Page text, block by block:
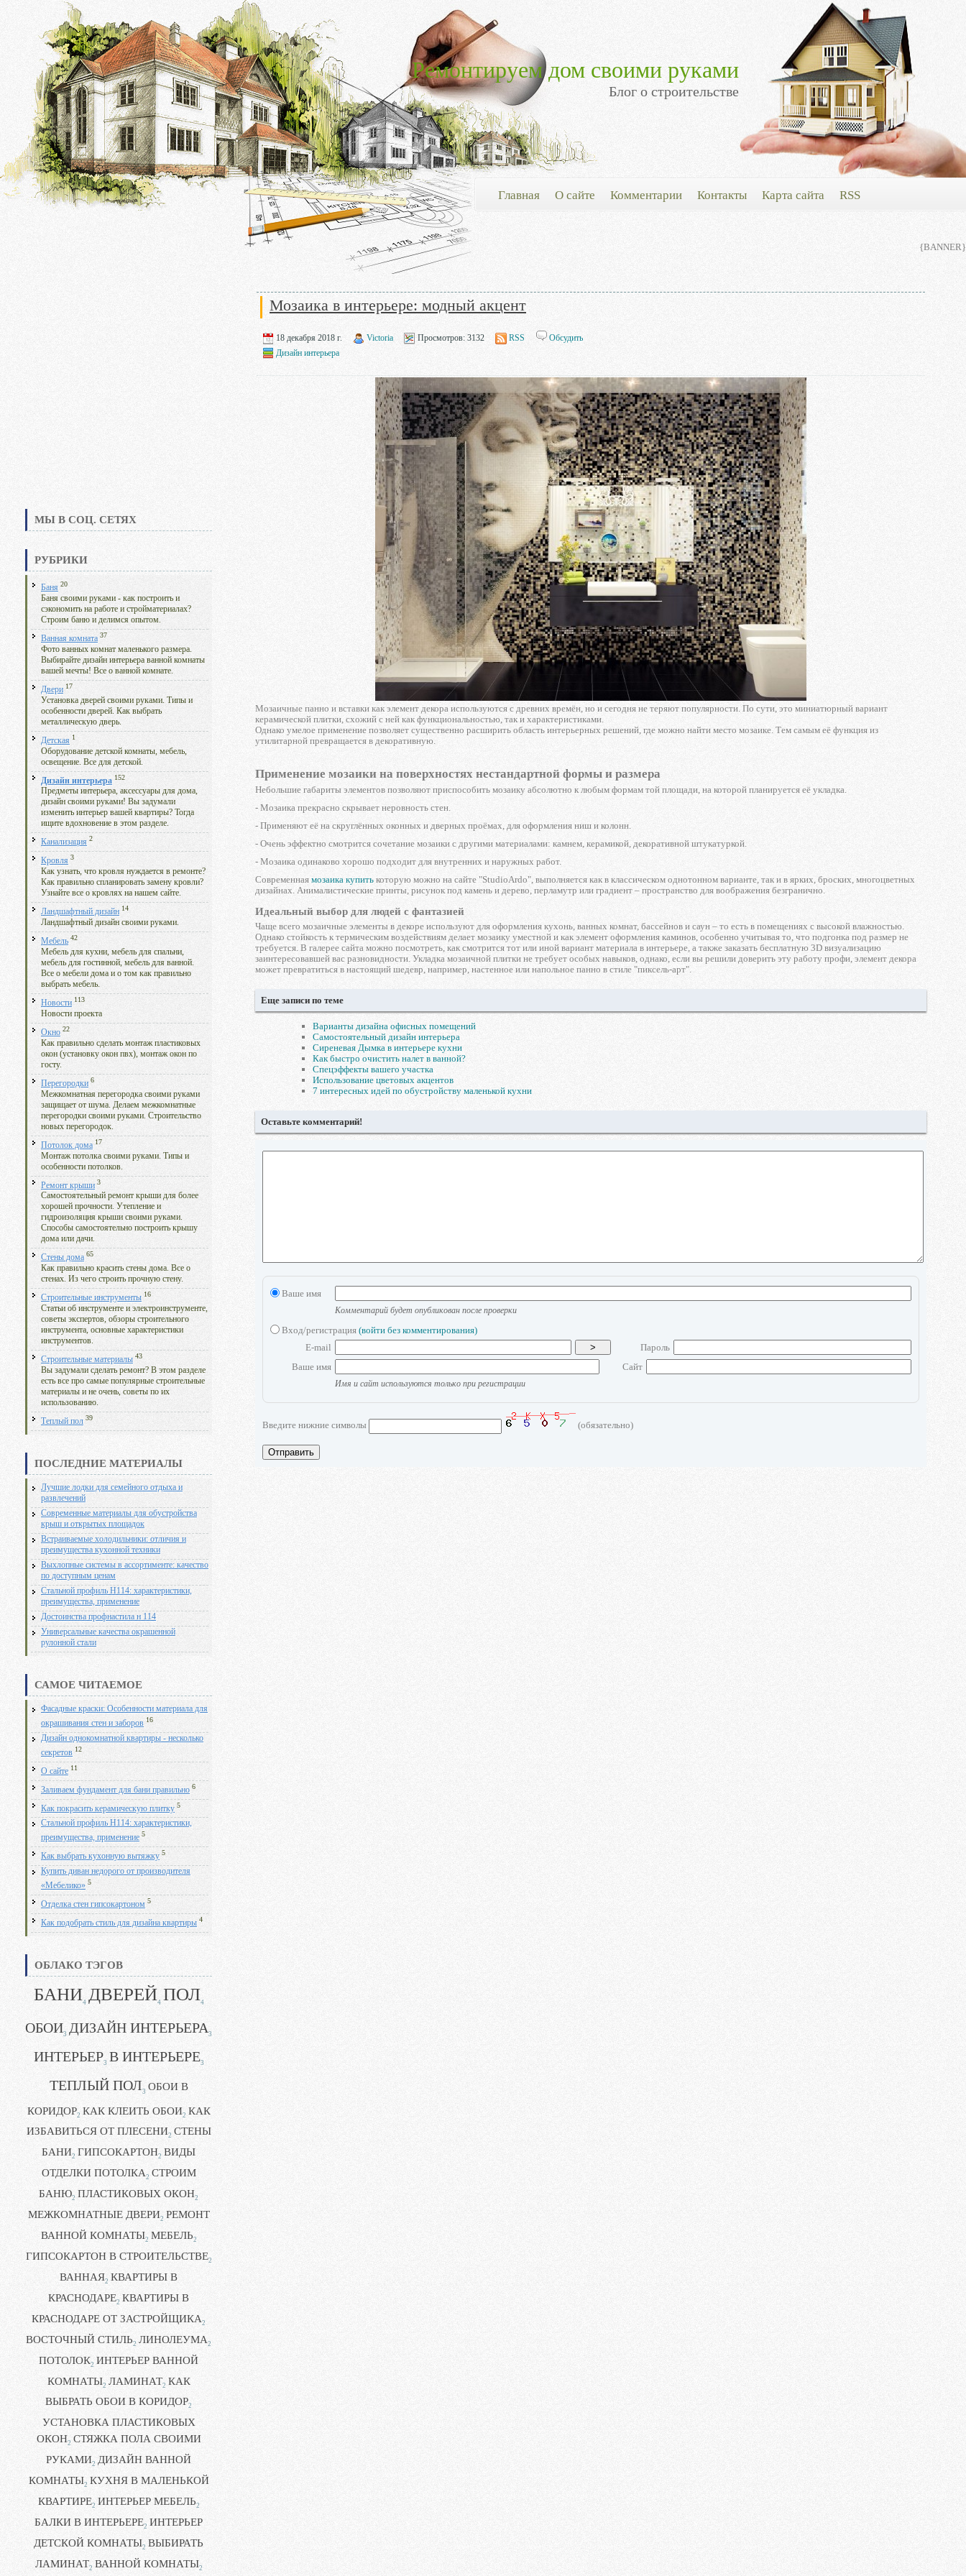
Ремонтируем дом своими руками
Блог о строительстве
Главная О сайте Комментарии Контакты Карта сайта RSS
{BANNER}
МЫ В СОЦ. СЕТЯХ
РУБРИКИ
Баня 20
Баня своими руками - как построить и
сэкономить на работе и стройматериалах?
Строим баню и делимся опытом.
Ванная комната 37
Фото ванных комнат маленького размера.
Выбирайте дизайн интерьера ванной комнаты
вашей мечты! Все о ванной комнате.
Двери 17
Установка дверей своими руками. Типы и
особенности дверей. Как выбрать
металлическую дверь.
Детская 1
Оборудование детской комнаты, мебель,
освещение. Все для детской.
Дизайн интерьера 152
Предметы интерьера, аксессуары для дома,
дизайн своими руками! Вы задумали
изменить интерьер вашей квартиры? Тогда
ищите вдохновение в этом разделе.
Канализация 2
Кровля 3
Как узнать, что кровля нуждается в ремонте?
Как правильно спланировать замену кровли?
Узнайте все о кровлях на нашем сайте.
Ландшафтный дизайн 14
Ландшафтный дизайн своими руками.
Мебель 42
Мебель для кухни, мебель для спальни,
мебель для гостинной, мебель для ванной.
Все о мебели дома и о том как правильно
выбрать мебель.
Новости 113
Новости проекта
Окно 22
Как правильно сделать монтаж пластиковых
окон (установку окон пвх), монтаж окон по
госту.
Перегородки 6
Межкомнатная перегородка своими руками
защищает от шума. Делаем межкомнатные
перегородки своими руками. Строительство
новых перегородок.
Потолок дома 17
Монтаж потолка своими руками. Типы и
особенности потолков.
Ремонт крыши 3
Самостоятельный ремонт крыши для более
хорошей прочности. Утепление и
гидроизоляция крыши своими руками.
Способы самостоятельно построить крышу
дома или дачи.
Стены дома 65
Как правильно красить стены дома. Все о
стенах. Из чего строить прочную стену.
Строительные инструменты 16
Статьи об инструменте и электроинструменте,
советы экспертов, обзоры строительного
инструмента, основные характеристики
инструментов.
Строительные материалы 43
Вы задумали сделать ремонт? В этом разделе
есть все про самые популярные строительные
материалы и не очень, советы по их
использованию.
Теплый пол 39
ПОСЛЕДНИЕ МАТЕРИАЛЫ
Лучшие лодки для семейного отдыха и
развлечений
Современные материалы для обустройства
крыш и открытых площадок
Встраиваемые холодильники: отличия и
преимущества кухонной техники
Выхлопные системы в ассортименте: качество
по доступным ценам
Стальной профиль Н114: характеристики,
преимущества, применение
Достоинства профнастила н 114
Универсальные качества окрашенной
рулонной стали
САМОЕ ЧИТАЕМОЕ
Фасадные краски: Особенности материала для
окрашивания стен и заборов 16
Дизайн однокомнатной квартиры - несколько
секретов 12
О сайте 11
Заливаем фундамент для бани правильно 6
Как покрасить керамическую плитку 5
Стальной профиль Н114: характеристики,
преимущества, применение 5
Как выбрать кухонную вытяжку 5
Купить диван недорого от производителя
«Мебелико» 5
Отделка стен гипсокартоном 5
Как подобрать стиль для дизайна квартиры 4
ОБЛАКО ТЭГОВ
БАНИ4 ДВЕРЕЙ4 ПОЛ4
ОБОИ3 ДИЗАЙН ИНТЕРЬЕРА3
ИНТЕРЬЕР3 В ИНТЕРЬЕРЕ3
ТЕПЛЫЙ ПОЛ3 ОБОИ В
КОРИДОР2 КАК КЛЕИТЬ ОБОИ2 КАК
ИЗБАВИТЬСЯ ОТ ПЛЕСЕНИ2 СТЕНЫ
БАНИ2 ГИПСОКАРТОН2 ВИДЫ
ОТДЕЛКИ ПОТОЛКА2 СТРОИМ
БАНЮ2 ПЛАСТИКОВЫХ ОКОН2
МЕЖКОМНАТНЫЕ ДВЕРИ2 РЕМОНТ
ВАННОЙ КОМНАТЫ2 МЕБЕЛЬ2
ГИПСОКАРТОН В СТРОИТЕЛЬСТВЕ2
ВАННАЯ2 КВАРТИРЫ В
КРАСНОДАРЕ2 КВАРТИРЫ В
КРАСНОДАРЕ ОТ ЗАСТРОЙЩИКА2
ВОСТОЧНЫЙ СТИЛЬ2 ЛИНОЛЕУМА2
ПОТОЛОК2 ИНТЕРЬЕР ВАННОЙ
КОМНАТЫ2 ЛАМИНАТ2 КАК
ВЫБРАТЬ ОБОИ В КОРИДОР2
УСТАНОВКА ПЛАСТИКОВЫХ
ОКОН2 СТЯЖКА ПОЛА СВОИМИ
РУКАМИ2 ДИЗАЙН ВАННОЙ
КОМНАТЫ2 КУХНЯ В МАЛЕНЬКОЙ
КВАРТИРЕ2 ИНТЕРЬЕР МЕБЕЛЬ2
БАЛКИ В ИНТЕРЬЕРЕ2 ИНТЕРЬЕР
ДЕТСКОЙ КОМНАТЫ2 ВЫБИРАТЬ
ЛАМИНАТ2 ВАННОЙ КОМНАТЫ2
Мозаика в интерьере: модный акцент
18 декабря 2018 г. Victoria Просмотров: 3132 RSS
Обсудить
Дизайн интерьера
Мозаичные панно и вставки как элемент декора используются с древних времён, но и сегодня не теряют популярности. По сути, это миниатюрный вариант
керамической плитки, схожий с ней как функциональностью, так и характеристиками.
Однако умелое применение позволяет существенно расширить область интерьерных решений, где можно найти место мозаике. Тем самым её функция из
утилитарной превращается в декоративную.
Применение мозаики на поверхностях нестандартной формы и размера
Небольшие габариты элементов позволяют приспособить мозаику абсолютно к любым формам той площади, на которой планируется её укладка.
- Мозаика прекрасно скрывает неровность стен.
- Применяют её на скруглённых оконных и дверных проёмах, для оформления ниш и колонн.
- Очень эффектно смотрится сочетание мозаики с другими материалами: камнем, керамикой, декоративной штукатуркой.
- Мозаика одинаково хорошо подходит для внутренних и наружных работ.
Современная мозаика купить которую можно на сайте "StudioArdo", выполняется как в классическом однотонном варианте, так и в ярких, броских, многоцветных
дизайнах. Анималистические принты, рисунок под камень и дерево, перламутр или градиент – пространство для воображения безгранично.
Идеальный выбор для людей с фантазией
Чаще всего мозаичные элементы в декоре используют для оформления кухонь, ванных комнат, бассейнов и саун – то есть в помещениях с высокой влажностью.
Однако стойкость к термическим воздействиям делает мозаику уместной и как элемент оформления каминов, особенно учитывая то, что подгонка под размер не
требуется. В галерее сайта можно посмотреть, как смотрится тот или иной вариант материала в интерьере, а также заказать бесплатную 3D визуализацию
заинтересовавшей вас разновидности. Укладка мозаичной плитки не требует особых навыков, однако, если вы решили доверить эту работу профи, элемент декора
может превратиться в настоящий шедевр, например, настенное или напольное панно в стиле "пиксель-арт".
Еще записи по теме
Варианты дизайна офисных помещений
Самостоятельный дизайн интерьера
Сиреневая Дымка в интерьере кухни
Как быстро очистить налет в ванной?
Спецэффекты вашего участка
Использование цветовых акцентов
7 интересных идей по обустройству маленькой кухни
Оставьте комментарий!
Ваше имя
Комментарий будет опубликован после проверки
Вход/регистрация (войти без комментирования)
E-mail
>
Пароль
Ваше имя
Сайт
Имя и сайт используются только при регистрации
Введите нижние символы (обязательно)
Отправить